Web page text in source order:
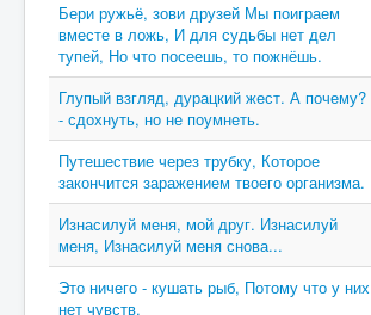
Бери ружьё, зови друзей Мы поиграем
вместе в ложь, И для судьбы нет дел
тупей, Но что посеешь, то пожнёшь.
Глупый взгляд, дурацкий жест. А почему?
- сдохнуть, но не поумнеть.
Путешествие через трубку, Которое
закончится заражением твоего организма.
Изнасилуй меня, мой друг. Изнасилуй
меня, Изнасилуй меня снова...
Это ничего - кушать рыб, Потому что у них
нет чувств.